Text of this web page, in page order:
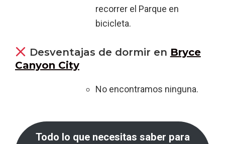
recorrer el Parque en
bicicleta.
Desventajas de dormir en Bryce
Canyon City
No encontramos ninguna.
Todo lo que necesitas saber para